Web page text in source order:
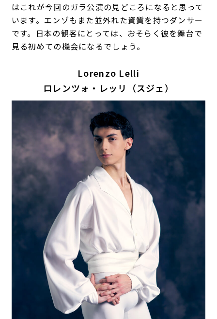
はこれが今回のガラ公演の見どころになると思って
います。エンゾもまた並外れた資質を持つダンサー
です。日本の観客にとっては、おそらく彼を舞台で
見る初めての機会になるでしょう。
Lorenzo Lelli
ロレンツォ・レッリ（スジェ）